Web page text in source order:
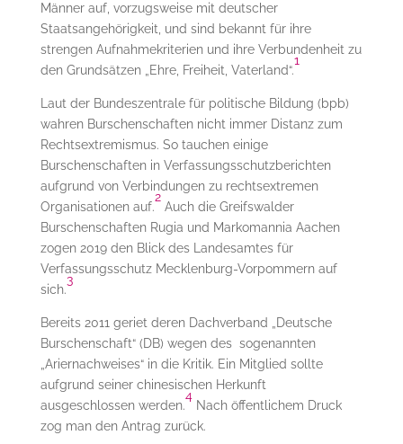
Männer auf, vorzugsweise mit deutscher
Staatsangehörigkeit, und sind bekannt für ihre
strengen Aufnahmekriterien und ihre Verbundenheit zu
den Grundsätzen „Ehre, Freiheit, Vaterland“.
1
Laut der Bundeszentrale für politische Bildung (bpb)
wahren Burschenschaften nicht immer Distanz zum
Rechtsextremismus. So tauchen einige
Burschenschaften in Verfassungsschutzberichten
aufgrund von Verbindungen zu rechtsextremen
Organisationen auf.
2
Auch die Greifswalder
Burschenschaften Rugia und Markomannia Aachen
zogen 2019 den Blick des Landesamtes für
Verfassungsschutz Mecklenburg-Vorpommern auf
sich.
3
Bereits 2011 geriet deren Dachverband „Deutsche
Burschenschaft“ (DB) wegen des sogenannten
„Ariernachweises“ in die Kritik. Ein Mitglied sollte
aufgrund seiner chinesischen Herkunft
ausgeschlossen werden.
4
Nach öffentlichem Druck
zog man den Antrag zurück.